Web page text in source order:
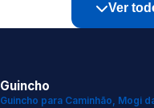
Ver
Guincho
Guincho para Caminhão, Mogi